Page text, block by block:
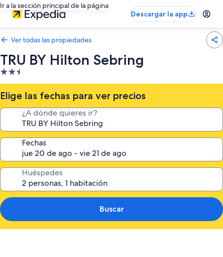
Ir a la sección principal de la página
Descargar la app
Ver todas las propiedades
TRU BY Hilton Sebring
Propiedad
de
2.5
estrellas
Elige las fechas para ver precios
¿A dónde quieres ir?
Fechas
Huéspedes
Buscar